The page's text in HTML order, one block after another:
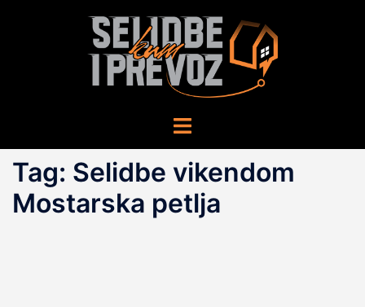
Toggle
Tag: Selidbe vikendom
Mostarska petlja